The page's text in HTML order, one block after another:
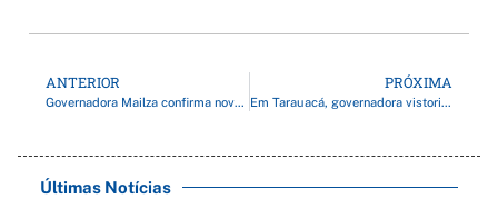
ANTERIOR
Governadora Mailza confirma novos nomes no Iapen e Polícia Civil
PRÓXIMA
Em Tarauacá, governadora vistoria trecho de via que desabou e garante celeridade em reparos
Últimas Notícias